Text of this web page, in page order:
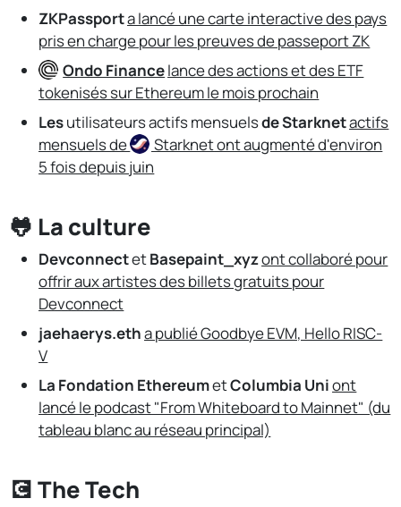
ZKPassporta lancé une carte interactive des pays
pris en charge pour les preuves de passeport ZK
Ondo Financelance des actions et des ETF
tokenisés sur Ethereum le mois prochain
Lesutilisateurs actifs mensuelsde Starknetactifs
mensuels de
Starknetont augmenté d'environ
5 fois depuis juin
🐸 La culture
DevconnectetBasepaint_xyzont collaboré pour
offrir aux artistes des billets gratuits pour
Devconnect
jaehaerys.etha publié Goodbye EVM, Hello RISC-
V
La Fondation EthereumetColumbia Uniont
lancé le podcast "From Whiteboard to Mainnet" (du
tableau blanc au réseau principal)
💽 The Tech